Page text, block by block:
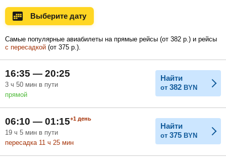
Ноябрь
Выберите дату
Самые популярные авиабилеты на прямые рейсы (от 382 р. ) и рейсы
с пересадкой (от 375 р. ).
16:35 — 20:25
3 ч 50 мин в пути
прямой
Найти
от 382 BYN
06:10 — 01:15+1 день
19 ч 5 мин в пути
пересадка 11 ч 25 мин
Найти
от 375 BYN